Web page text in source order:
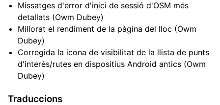
Missatges d'error d'inici de sessió d'OSM més
detallats (Owm Dubey)
Millorat el rendiment de la pàgina del lloc (Owm
Dubey)
Corregida la icona de visibilitat de la llista de punts
d'interès/rutes en dispositius Android antics (Owm
Dubey)
Traduccions